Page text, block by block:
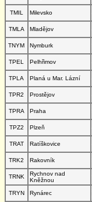
TMIL
Milevsko
TMLA
Mladějov
TNYM
Nymburk
TPEL
Pelhřimov
TPLA
Planá u Mar. Lázní
TPR2
Prostějov
TPRA
Praha
TPZ2
Plzeň
TRAT
Ratíškovice
TRK2
Rakovník
TRNK
Rychnov nad
Kněžnou
TRYN
Rynárec